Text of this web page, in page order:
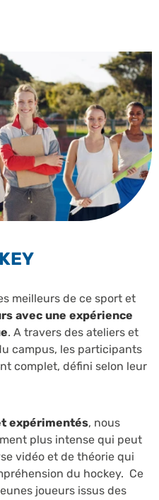
meilleurs de ce sport et
avec une expérience
. A travers des ateliers et
campus, les participants
complet, défini selon leur
expérimentés, nous
plus intense qui peut
vidéo et de théorie qui
du hockey. Ce
joueurs issus des